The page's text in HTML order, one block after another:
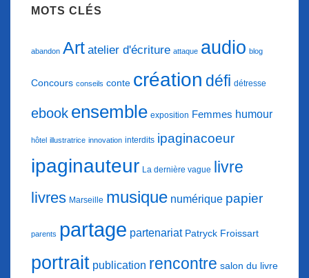
MOTS CLÉS
abandon Art atelier d'écriture attaque audio blog
Concours conseils conte création défi détresse
ebook ensemble exposition Femmes humour
hôtel illustratrice innovation interdits ipaginacoeur
ipaginauteur La dernière vague livre
livres Marseille musique numérique papier
parents partage partenariat Patryck Froissart
portrait publication rencontre salon du livre